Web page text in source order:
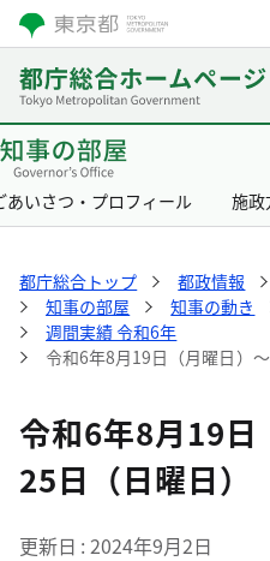
あいさつ・プロフィール 施政
都庁総合トップ 都政情報
知事の部屋
知事の動き
週間実績 令和6年
令和6年8月19日（月曜日）
令和6年8月19日
25日（日曜日）
更新日 2024年9月2日